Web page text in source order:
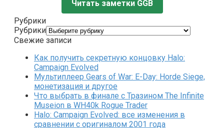
Читать заметки GGB
Рубрики
Рубрики
Свежие записи
Как получить секретную концовку Halo:
Campaign Evolved
Мультиплеер Gears of War: E-Day: Horde Siege,
монетизация и другое
Что выбрать в финале с Тразином The Infinite
Museion в WH40k Rogue Trader
Halo: Campaign Evolved: все изменения в
сравнении с оригиналом 2001 года